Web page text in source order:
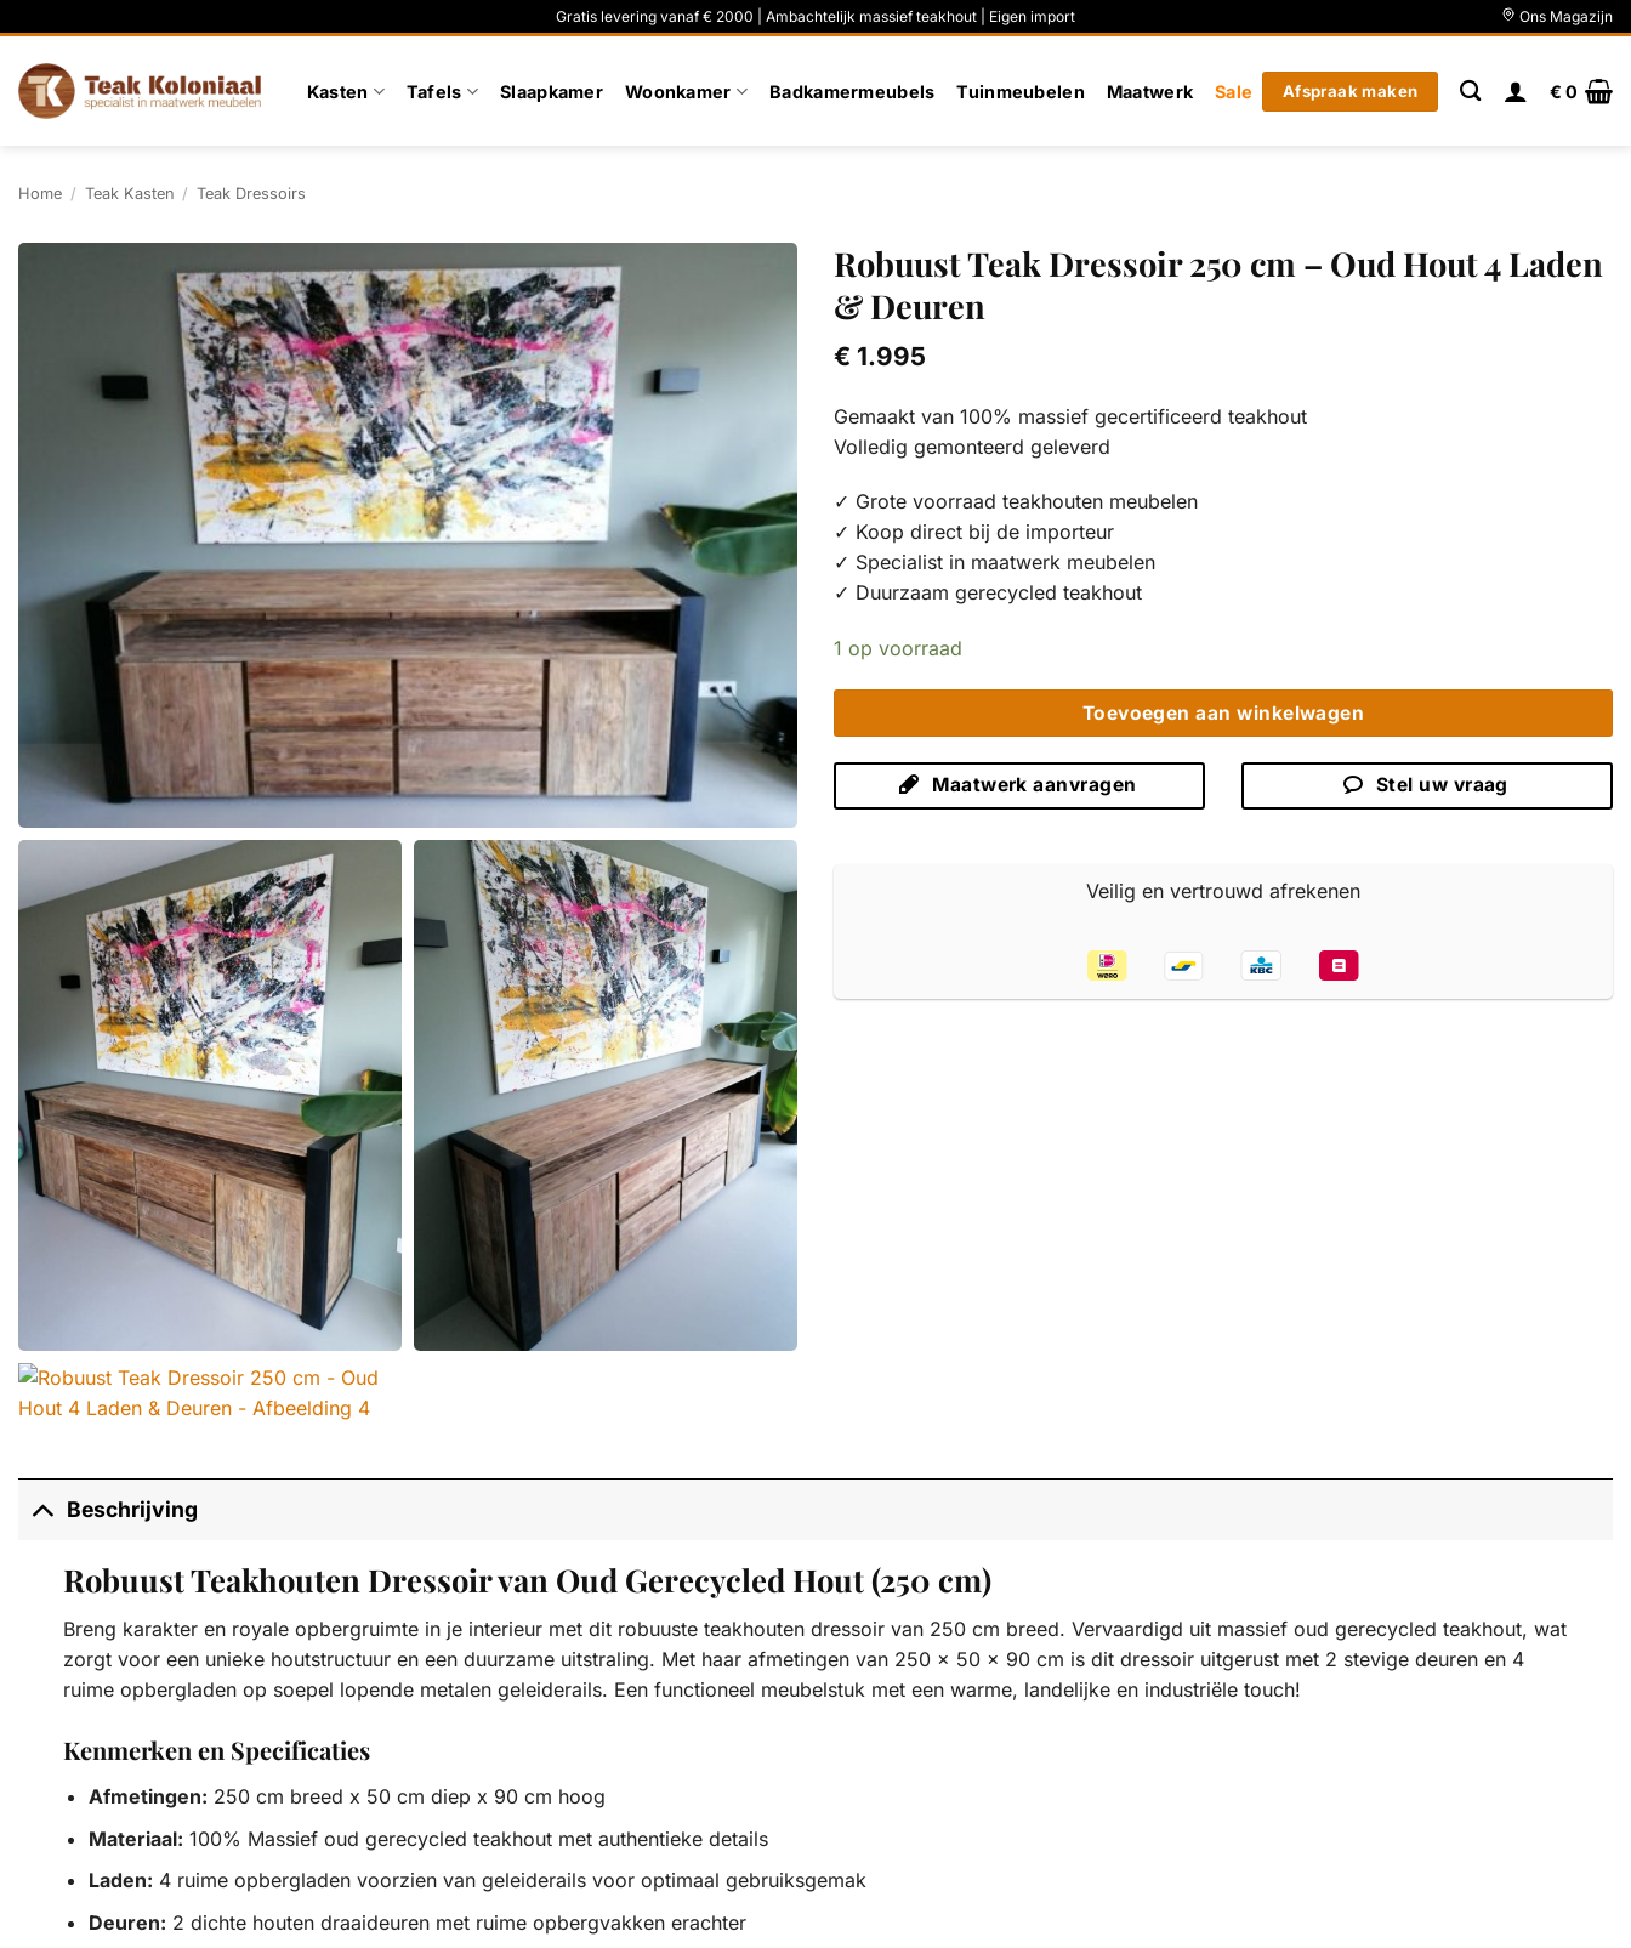
naar
inhoud
Gratis levering vanaf € 2000 | Ambachtelijk massief teakhout | Eigen import Ons Magazijn
Kasten Tafels Slaapkamer Woonkamer Badkamermeubels Tuinmeubelen Maatwerk Sale Afspraak maken € 0
Home / Teak Kasten / Teak Dressoirs
Robuust Teak Dressoir 250 cm – Oud Hout 4 Laden
& Deuren
€ 1.995
Gemaakt van 100% massief gecertificeerd teakhout
Volledig gemonteerd geleverd
✓ Grote voorraad teakhouten meubelen
✓ Koop direct bij de importeur
✓ Specialist in maatwerk meubelen
✓ Duurzaam gerecycled teakhout
1 op voorraad
Toevoegen aan winkelwagen
Maatwerk aanvragen Stel uw vraag
Veilig en vertrouwd afrekenen
Beschrijving
Robuust Teakhouten Dressoir van Oud Gerecycled Hout (250 cm)
Breng karakter en royale opbergruimte in je interieur met dit robuuste teakhouten dressoir van 250 cm breed. Vervaardigd uit massief oud gerecycled teakhout, wat
zorgt voor een unieke houtstructuur en een duurzame uitstraling. Met haar afmetingen van 250 x 50 x 90 cm is dit dressoir uitgerust met 2 stevige deuren en 4
ruime opbergladen op soepel lopende metalen geleiderails. Een functioneel meubelstuk met een warme, landelijke en industriële touch!
Kenmerken en Specificaties
Afmetingen: 250 cm breed x 50 cm diep x 90 cm hoog
Materiaal: 100% Massief oud gerecycled teakhout met authentieke details
Laden: 4 ruime opbergladen voorzien van geleiderails voor optimaal gebruiksgemak
Deuren: 2 dichte houten draaideuren met ruime opbergvakken erachter